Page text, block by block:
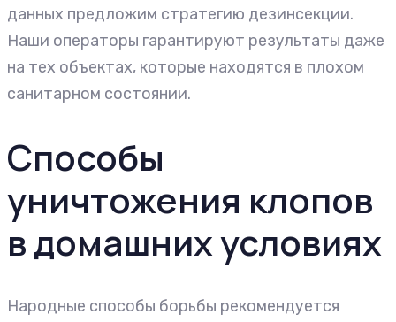
данных предложим стратегию дезинсекции.
Наши операторы гарантируют результаты даже
на тех объектах, которые находятся в плохом
санитарном состоянии.
Способы
уничтожения клопов
в домашних условиях
Народные способы борьбы рекомендуется